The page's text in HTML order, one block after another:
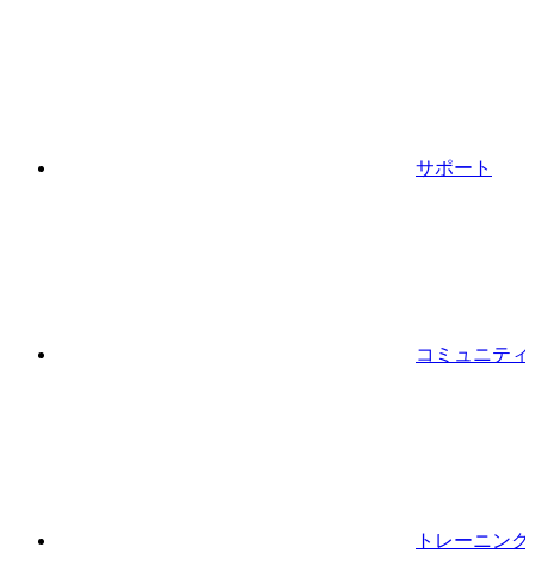
サポート
コミュニティ
トレーニング